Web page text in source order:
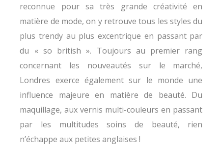
reconnue pour sa très grande créativité en
matière de mode, on y retrouve tous les styles du
plus trendy au plus excentrique en passant par
du « so british ». Toujours au premier rang
concernant les nouveautés sur le marché,
Londres exerce également sur le monde une
influence majeure en matière de beauté. Du
maquillage, aux vernis multi-couleurs en passant
par les multitudes soins de beauté, rien
n’échappe aux petites anglaises !